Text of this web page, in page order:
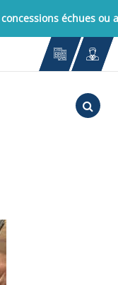
échues ou
Aller